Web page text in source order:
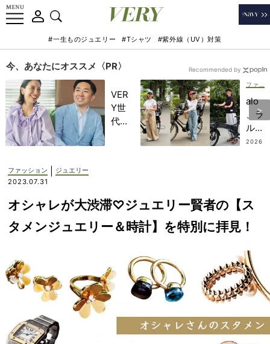
#一生ものジュエリー #Tシャツ #紫外線（UV）対策
今、あなたにオススメ〈PR〉
VER
Y世
代が
んと
考え
る
今、
NO
T A
TEL
な
alo
、ラ
ル
フ…
【キ
ャッ
プ】
18
選！
ヘア
セッ
ト不
紫外
2026
Recommended by
ファッション
ジュエリー
2023.07.31
オシャレが大渋滞♡ジュエリー賢者の【ス
タメンジュエリー＆時計】を特別に拝見！